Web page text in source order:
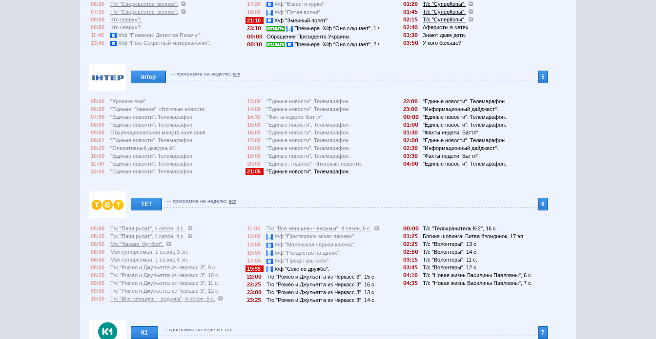
06:25
Т/с "Сверхъестественное".
07:15
Т/с "Сверхъестественное".
08:00
Кто сверху?.
09:50
Кто сверху?.
11:45
Х/ф "Покемон. Детектив Пикачу".
13:45
Х/ф "Пол: Секретный материальчик".
17:20
Х/ф "Взвести курки".
19:00
Х/ф "Пятая волна".
21:10
Х/ф "Змеиный полет".
23:1
Премьера. Х/ф "Оно слушает", 1 ч.
:
Обращение Президента Украины.
:1
Премьера. Х/ф "Оно слушает", 2 ч.
1:2
Т/с "СуперКопы".
1:4
Т/с "СуперКопы".
2:1
Т/с "СуперКопы".
2:4
Аферисты в сетях.
3:3
Знают даже дети.
3:
У кого больше?.
Інтер программа на неделю: вся 5
05:00
"Хроники лжи".
06:00
"Единые. Главное". Итоговые новости.
07:00
"Единые новости". Телемарафон.
08:00
"Единые новости". Телемарафон.
09:00
Общенациональная минута молчания.
09:01
"Единые новости". Телемарафон.
09:20
"Оперативный дежурный".
10:00
"Единые новости". Телемарафон.
11:00
"Единые новости". Телемарафон.
12:00
"Единые новости". Телемарафон.
13:00
"Единые новости". Телемарафон.
14:00
"Единые новости". Телемарафон.
14:30
"Факты недели. Баттл".
15:00
"Единые новости". Телемарафон.
16:00
"Единые новости". Телемарафон.
17:00
"Единые новости". Телемарафон.
18:00
"Единые новости". Телемарафон.
19:00
"Единые новости". Телемарафон.
20:00
"Единые. Главное". Итоговые новости.
21:05
"Единые новости". Телемарафон.
22:
"Единые новости". Телемарафон.
23:
"Информационный дайджест".
:
"Единые новости". Телемарафон.
1:
"Единые новости". Телемарафон.
1:3
"Факты недели. Баттл".
2:
"Единые новости". Телемарафон.
2:3
"Информационный дайджест".
3:3
"Факты недели. Баттл".
4:
"Единые новости". Телемарафон.
ТЕТ программа на неделю: вся 6
05:00
Т/с "Папа рулит", 4 сезон, 3 с.
05:25
Т/с "Папа рулит", 4 сезон, 4 с.
05:55
М/с "Казаки. Футбол".
06:00
Моя суперсемья, 1 сезон, 3 эп.
06:55
Моя суперсемья, 1 сезон, 4 эп.
08:00
Т/с "Ромео и Джульетта из Черкасс 3", 9 с.
08:25
Т/с "Ромео и Джульетта из Черкасс 3", 10 с.
09:05
Т/с "Ромео и Джульетта из Черкасс 3", 11 с.
09:30
Т/с "Ромео и Джульетта из Черкасс 3", 12 с.
10:10
Т/с "Все женщины - ведьмы", 4 сезон, 5 с.
11:05
Т/с "Все женщины - ведьмы", 4 сезон, 6 с.
12:00
Х/ф "Притворись моим парнем".
13:55
Х/ф "Маленькая черная книжка".
15:55
Х/ф "Рождество на двоих".
17:55
Х/ф "Представь себе".
19:55
Х/ф "Секс по дружбе".
22:
Т/с "Ромео и Джульетта из Черкасс 3", 15 с.
22:2
Т/с "Ромео и Джульетта из Черкасс 3", 16 с.
23:
Т/с "Ромео и Джульетта из Черкасс 3", 13 с.
23:2
Т/с "Ромео и Джульетта из Черкасс 3", 14 с.
:
Т/с "Телохранитель К-2", 16 с.
1:2
Богиня шопинга. Битва блондинок, 17 эп.
2:2
Т/с "Волонтеры", 13 с.
2:
Т/с "Волонтеры", 14 с.
3:1
Т/с "Волонтеры", 11 с.
3:4
Т/с "Волонтеры", 12 с.
4:1
Т/с "Новая жизнь Василины Павловны", 6 с.
4:3
Т/с "Новая жизнь Василины Павловны", 7 с.
К1 программа на неделю: вся 7